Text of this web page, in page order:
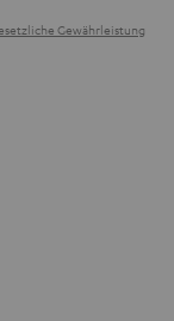
Gewährleistung